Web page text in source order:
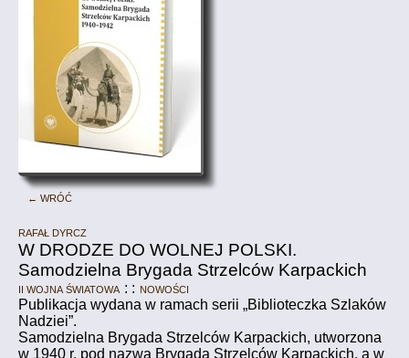
← Wróć
Rafał Dyrcz
W DRODZE DO WOLNEJ POLSKI.
Samodzielna Brygada Strzelców Karpackich
II Wojna Światowa : : NOWOŚCI
Publikacja wydana w ramach serii „Biblioteczka Szlaków
Nadziei”.
Samodzielna Brygada Strzelców Karpackich, utworzona
w 1940 r. pod nazwą Brygada Strzelców Karpackich, a w